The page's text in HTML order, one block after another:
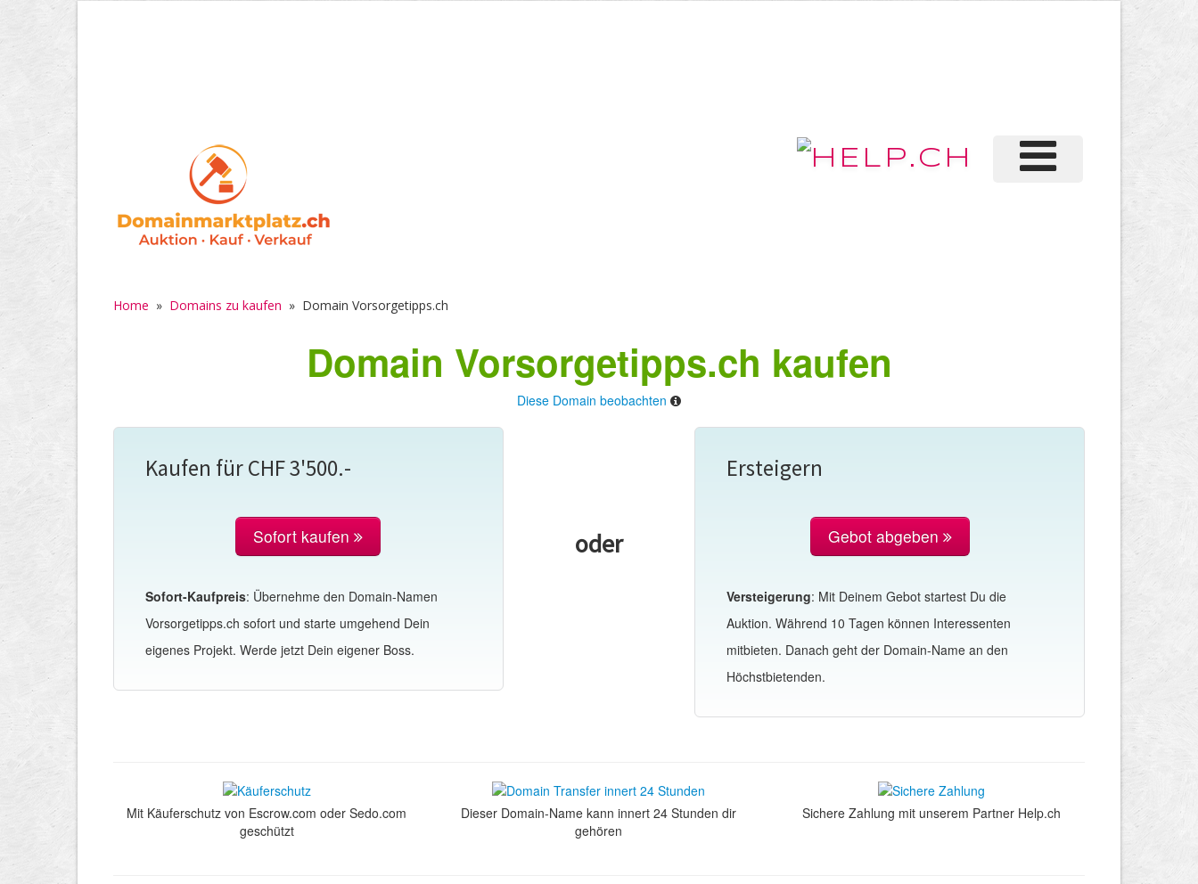
Home » Domains zu kaufen » Domain Vorsorgetipps.ch
Domain Vorsorgetipps.ch kaufen
Diese Domain beobachten
Kaufen für CHF 3'500.-
Sofort kaufen
Sofort-Kaufpreis: Übernehme den Domain-Namen
Vorsorgetipps.ch sofort und starte umgehend Dein
eigenes Projekt. Werde jetzt Dein eigener Boss.
oder
Ersteigern
Gebot abgeben
Versteigerung: Mit Deinem Gebot startest Du die
Auktion. Während 10 Tagen können Interessenten
mitbieten. Danach geht der Domain-Name an den
Höchstbietenden.
Mit Käuferschutz von Escrow.com oder Sedo.com
geschützt
Dieser Domain-Name kann innert 24 Stunden dir
gehören
Sichere Zahlung mit unserem Partner Help.ch